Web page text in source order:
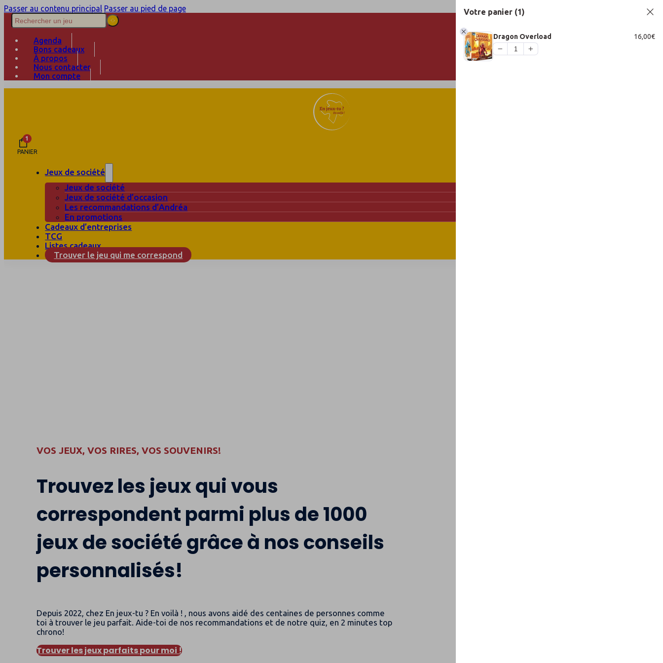
Passer au contenu principal Passer au pied de page
Agenda
Bons cadeaux
À propos
Nous contacter
Mon compte
1
PANIER
Jeux de société
Jeux de société
Jeux de société d’occasion
Les recommandations d’Andréa
En promotions
Cadeaux d’entreprises
TCG
Listes cadeaux
Trouver le jeu qui me correspond
VOS JEUX, VOS RIRES, VOS SOUVENIRS!
Trouvez les jeux qui vous
correspondent parmi plus de 1000
jeux de société grâce à nos conseils
personnalisés!
Depuis 2022, chez En jeux-tu ? En voilà ! , nous avons aidé des centaines de personnes comme
toi à trouver le jeu parfait. Aide-toi de nos recommandations et de notre quiz, en 2 minutes top
chrono!
Trouver les jeux parfaits pour moi !
Votre panier (1)
Dragon Overload 16,00€